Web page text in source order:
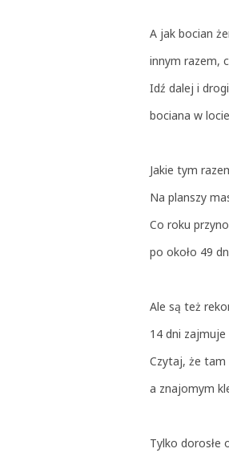
A jak bocian
innym razem,
Idź dalej i
bociana w
Jakie tym
Na planszy
Co roku
po około 49
Ale są też
14 dni
Czytaj, że
a znajomym
Tylko dorosłe